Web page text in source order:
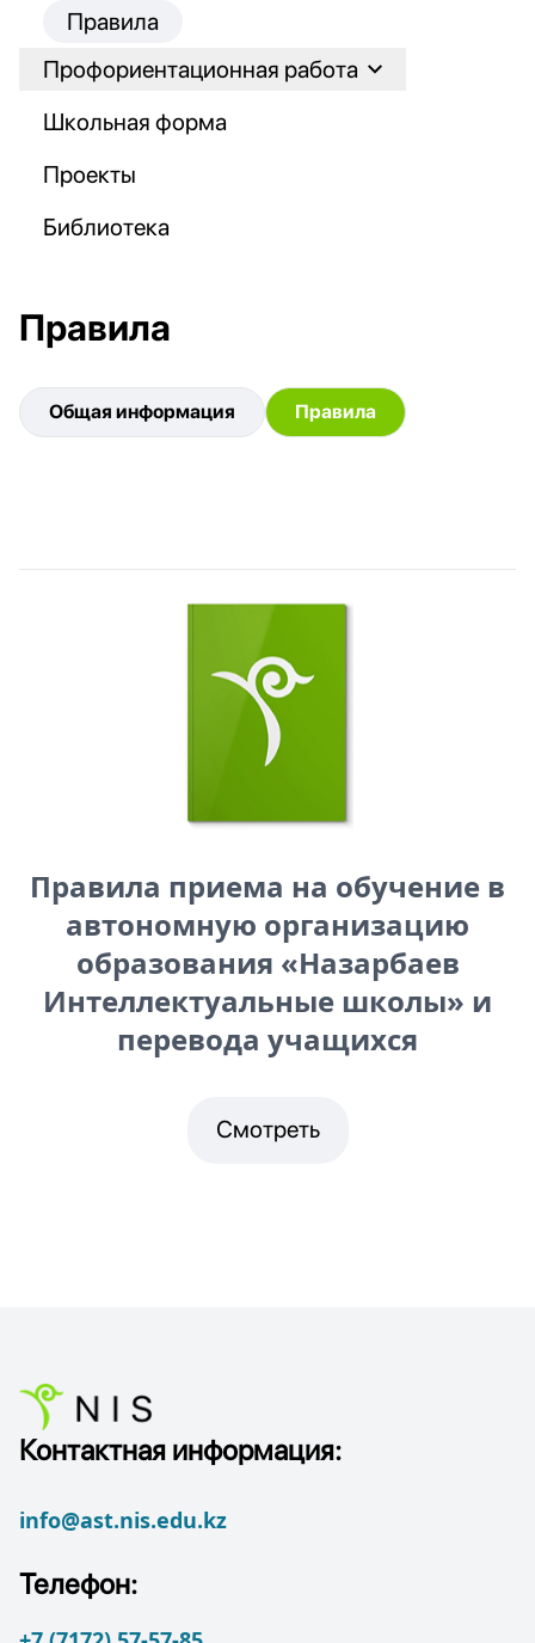
Правила
Профориентационная работа
Школьная форма
Проекты
Библиотека
Правила
Общая информация Правила
Правила приема на обучение в
автономную организацию
образования «Назарбаев
Интеллектуальные школы» и
перевода учащихся
Смотреть
Контактная информация:
info@ast.nis.edu.kz
Телефон: